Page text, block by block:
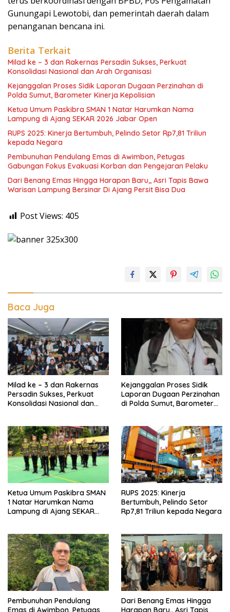
Gunungapi Lewotobi, dan pemerintah daerah dalam
penanganan bencana ini.
Berita Terkait
Milad ke – 3 dan Rakernas Persadin Sukses, Perkuat
Konsolidasi Nasional dan Arah Organisasi
Kejanggalan Proses Sidik Laporan Dugaan Perzinahan di
Polda Sumut, Barometer Kinerja Kepolisian
Ketua Umum Paskibra SMAN 1 Natar Harumkan Nama
Lampung di Ajang SEKAR 2026 Jabar Open
RUPS 2025: Kinerja Bertumbuh, Pelindo Setor Rp7,81 Triliun
kepada Negara
Pembunuhan Pendulang Emas di Awimbon, Petugas
Gabungan Fokus Evakuasi Korban dan Pengejaran Pelaku
Dari Benang Emas Hingga Harapan Baru,, Asri Tapis Bawa
Warisan Lampung Bersinar Di Ajang Persit Bisa Dua
Post Views: 405
Baca Juga
Milad ke – 3 dan Rakernas
Persadin Sukses, Perkuat
Konsolidasi Nasional dan
Kejanggalan Proses Sidik
Laporan Dugaan Perzinahan
di Polda Sumut, Barometer
Ketua Umum Paskibra SMAN
1 Natar Harumkan Nama
Lampung di Ajang SEKAR
RUPS 2025: Kinerja
Bertumbuh, Pelindo Setor
Rp7,81 Triliun kepada Negara
Pembunuhan Pendulang
Emas di Awimbon, Petugas
Dari Benang Emas Hingga
Harapan Baru,, Asri Tapis